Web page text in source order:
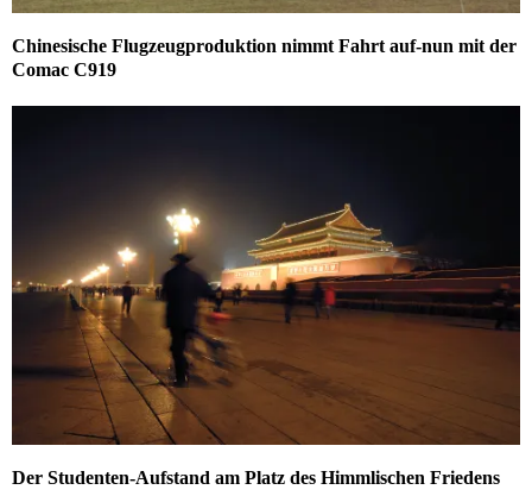
Chinesische Flugzeugproduktion nimmt Fahrt auf-nun mit der
Comac C919
Der Studenten-Aufstand am Platz des Himmlischen Friedens